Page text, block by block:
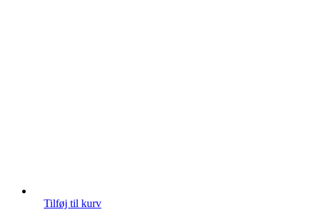
Tilføj til kurv